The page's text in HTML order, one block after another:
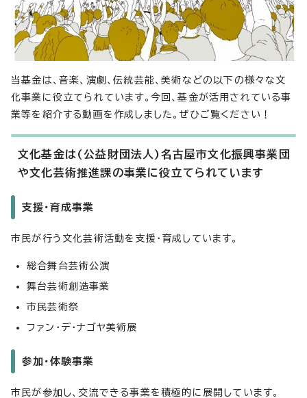
当基金は、音楽、演劇、伝統芸能、美術などの以下の様々な文
化事業に役立てられています。今回、基金が活用されている事
業等を紹介する動画を作成しました。ぜひご覧ください！
文化基金は(公益財団法人)名古屋市文化振興事業団
や文化芸術推進課の事業に役立てられています
支援・育成事業
市民が行う文化芸術活動を支援・育成しています。
総合舞台芸術公演
舞台芸術創造事業
市民芸術祭
ファン・デ・ナゴヤ美術展
参加・体験事業
市民が参加し、交流できる事業を積極的に展開しています。